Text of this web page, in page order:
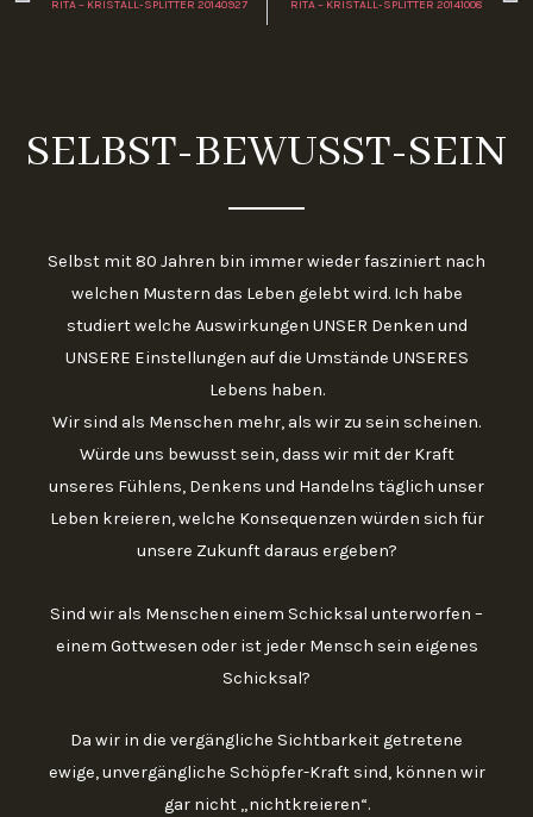
RITA – KRISTALL-SPLITTER 20140927 RITA – KRISTALL-SPLITTER 20141008
SELBST-BEWUSST-SEIN
Selbst mit 80 Jahren bin immer wieder fasziniert nach
welchen Mustern das Leben gelebt wird. Ich habe
studiert welche Auswirkungen UNSER Denken und
UNSERE Einstellungen auf die Umstände UNSERES
Lebens haben.
Wir sind als Menschen mehr, als wir zu sein scheinen.
Würde uns bewusst sein, dass wir mit der Kraft
unseres Fühlens, Denkens und Handelns täglich unser
Leben kreieren, welche Konsequenzen würden sich für
unsere Zukunft daraus ergeben?
Sind wir als Menschen einem Schicksal unterworfen –
einem Gottwesen oder ist jeder Mensch sein eigenes
Schicksal?
Da wir in die vergängliche Sichtbarkeit getretene
ewige, unvergängliche Schöpfer-Kraft sind, können wir
gar nicht „nichtkreieren“.